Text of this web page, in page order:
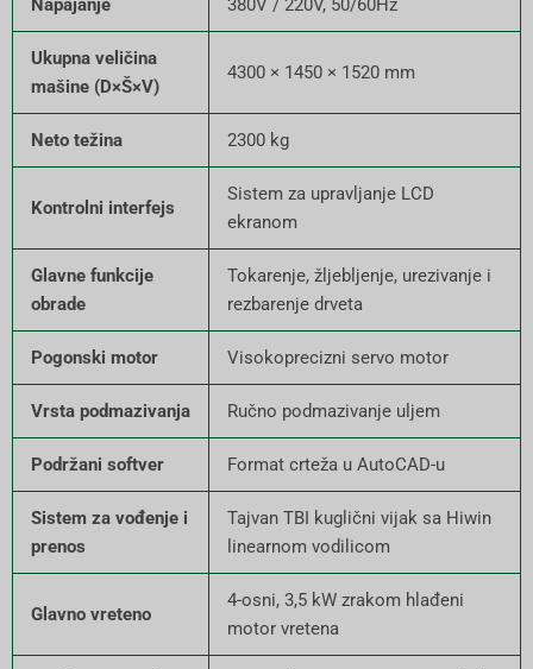
Napajanje 380V / 220V, 50/60Hz
Ukupna veličina
mašine (D×Š×V)
4300 × 1450 × 1520 mm
Neto težina 2300 kg
Kontrolni interfejs
Sistem za upravljanje LCD
ekranom
Glavne funkcije
obrade
Tokarenje, žljebljenje, urezivanje i
rezbarenje drveta
Pogonski motor Visokoprecizni servo motor
Vrsta podmazivanja Ručno podmazivanje uljem
Podržani softver Format crteža u AutoCAD-u
Sistem za vođenje i
prenos
Tajvan TBI kuglični vijak sa Hiwin
linearnom vodilicom
Glavno vreteno
4-osni, 3,5 kW zrakom hlađeni
motor vretena